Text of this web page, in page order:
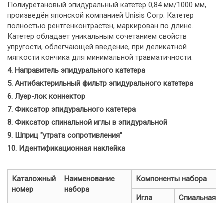
Полиуретановый эпидуральный катетер 0,84 мм/1000 мм,
произведён японской компанией Unisis Согр. Катетер
полностью рентгенконтрастен, маркирован по длине.
Катетер обладает уникальным сочетанием свойств
упругости, облегчающей введение, при деликатной
мягкости кончика для минимальной травматичности.
4. Направитель эпидурального катетера
5. Антибактерильный фильтр эпидурального катетера
6. Луер-лок коннектор
7. Фиксатор эпидурального катетера
8. Фиксатор спинальной иглы в эпидуральной
9. Шприц "утрата сопротивления"
10. Идентификационная наклейка
Каталожный
номер
Наименование
набора
Компоненты набора
Игла
Спиальная